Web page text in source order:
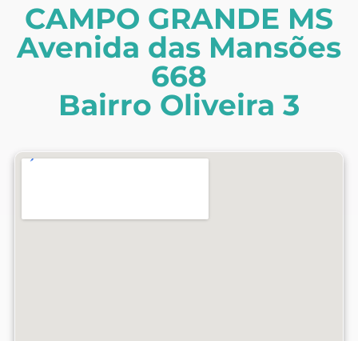
CAMPO GRANDE MS
Avenida das Mansões
668
Bairro Oliveira 3